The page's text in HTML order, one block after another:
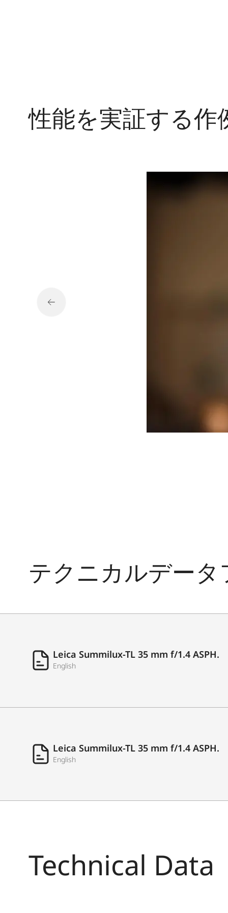
性能を実証する作
テクニカルデー
Leica Summilux-TL 35 mm f/1.4 ASPH.
English
Leica Summilux-TL 35 mm f/1.4 ASPH.
English
Technical Data